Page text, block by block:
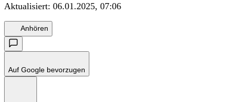
Aktualisiert: 06.01.2025, 07:06
Anhören
Auf Google bevorzugen